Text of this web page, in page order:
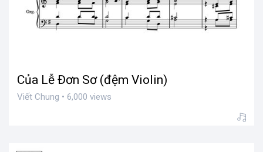
Của Lễ Đơn Sơ (đệm Violin)
Viết Chung • 6,000 views